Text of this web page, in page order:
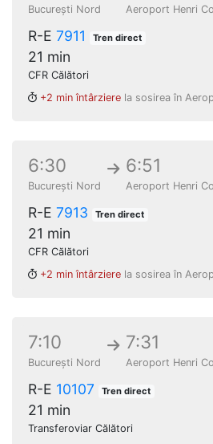
București Nord Aeroport Henri
R-E 7911 Tren direct
21 min
CFR Călători
+2 min întârziere la sosirea în
6:30
București Nord
6:51
Aeroport Henri
R-E 7913 Tren direct
21 min
CFR Călători
+2 min întârziere la sosirea în
7:10
București Nord
7:31
Aeroport Henri
R-E 10107 Tren direct
21 min
Transferoviar Călători